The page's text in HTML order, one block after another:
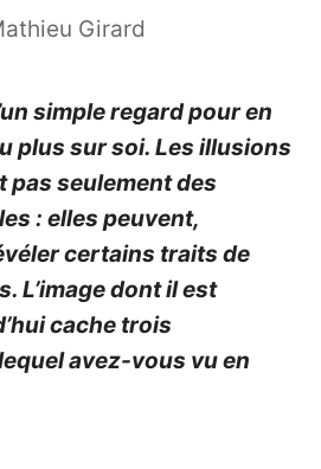
Girard
simple regard pour en
plus sur soi. Les illusions
pas seulement des
: elles peuvent,
certains traits de
L’image dont il est
cache trois
avez-vous vu en